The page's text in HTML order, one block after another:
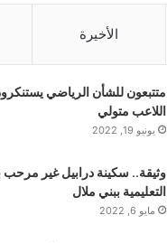
الأخيرة
متتبعون للشأن الرياضي
اللاعب متولي
يونيو 19, 2022
وثيقة.. سكينة درابيل غير مرحب
التعليمية ببني ملال
مايو 6, 2022